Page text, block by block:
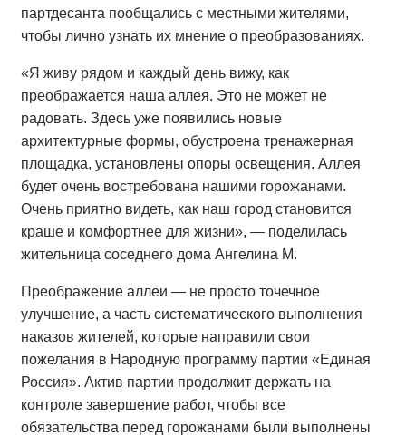
партдесанта пообщались с местными жителями,
чтобы лично узнать их мнение о преобразованиях.
«Я живу рядом и каждый день вижу, как
преображается наша аллея. Это не может не
радовать. Здесь уже появились новые
архитектурные формы, обустроена тренажерная
площадка, установлены опоры освещения. Аллея
будет очень востребована нашими горожанами.
Очень приятно видеть, как наш город становится
краше и комфортнее для жизни», — поделилась
жительница соседнего дома Ангелина М.
Преображение аллеи — не просто точечное
улучшение, а часть систематического выполнения
наказов жителей, которые направили свои
пожелания в Народную программу партии «Единая
Россия». Актив партии продолжит держать на
контроле завершение работ, чтобы все
обязательства перед горожанами были выполнены